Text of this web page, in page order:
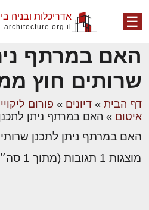
☰ אדריכלות ובניה
architecture.org.il
האם במרתף
שרותים חוץ
דף הבית » דיונים » פורום
איטום » האם במרתף ניתן
האם במרתף ניתן לתכנן
מוצגות 1 תגובות (מתוך 1 סה״כ)